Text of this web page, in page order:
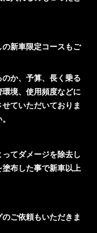
新車限定コースもご
か、予算、長く乗る
境、使用頻度などに
ていただいておりま
てダメージを除去し
布した事で新車以上
ご依頼もいただきま